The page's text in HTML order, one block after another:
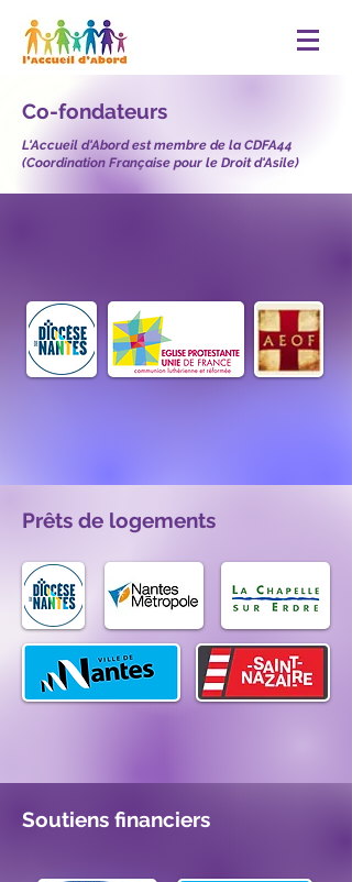
Co-fondateurs
L'Accueil d'Abord est membre de la CDFA44
(Coordination Française pour le Droit d'Asile)
Prêts de logements
Soutiens financiers